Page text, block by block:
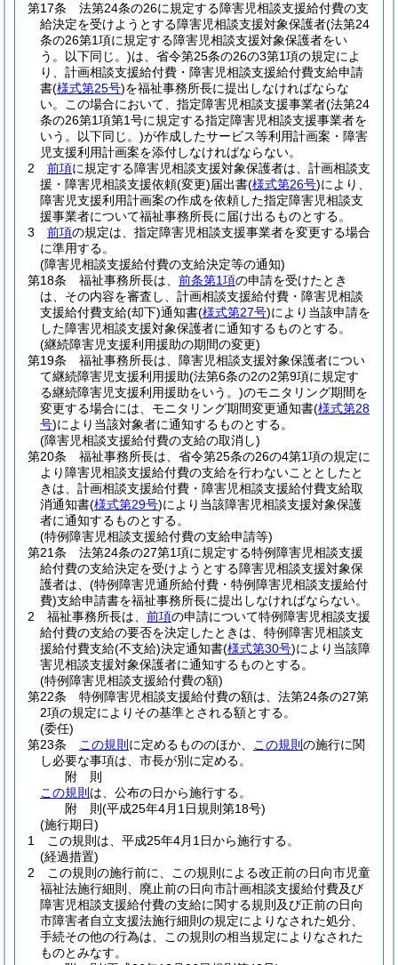
第17条
法第24条の26に規定する障害児相談支援給付費の支
給決定を受けようとする障害児相談支援対象保護者(法第24
条の26第1項に規定する障害児相談支援対象保護者をい
う。以下同じ。)は、省令第25条の26の3第1項の規定によ
り、計画相談支援給付費・障害児相談支援給付費支給申請
書(様式第25号)を福祉事務所長に提出しなければならな
い。
この場合において、指定障害児相談支援事業者(法第24
条の26第1項第1号に規定する指定障害児相談支援事業者を
いう。以下同じ。)が作成したサービス等利用計画案・障害
児支援利用計画案を添付しなければならない。
2
前項に規定する障害児相談支援対象保護者は、計画相談支
援・障害児相談支援依頼(変更)届出書(様式第26号)により、
障害児支援利用計画案の作成を依頼した指定障害児相談支
援事業者について福祉事務所長に届け出るものとする。
3
前項の規定は、指定障害児相談支援事業者を変更する場合
に準用する。
(障害児相談支援給付費の支給決定等の通知)
第18条
福祉事務所長は、 前条第1項の申請を受けたとき
は、その内容を審査し、計画相談支援給付費・障害児相談
支援給付費支給(却下)通知書(様式第27号)により当該申請を
した障害児相談支援対象保護者に通知するものとする。
(継続障害児支援利用援助の期間の変更)
第19条
福祉事務所長は、障害児相談支援対象保護者につい
て継続障害児支援利用援助(法第6条の2の2第9項に規定す
る継続障害児支援利用援助をいう。)のモニタリング期間を
変更する場合には、モニタリング期間変更通知書(様式第28
号)により当該対象者に通知するものとする。
(障害児相談支援給付費の支給の取消し)
第20条
福祉事務所長は、省令第25条の26の4第1項の規定に
より障害児相談支援給付費の支給を行わないこととしたと
きは、計画相談支援給付費・障害児相談支援給付費支給取
消通知書(様式第29号)により当該障害児相談支援対象保護
者に通知するものとする。
(特例障害児相談支援給付費の支給申請等)
第21条
法第24条の27第1項に規定する特例障害児相談支援
給付費の支給決定を受けようとする障害児相談支援対象保
護者は、 (特例障害児通所給付費・特例障害児相談支援給付
費)支給申請書を福祉事務所長に提出しなければならない。
2
福祉事務所長は、 前項の申請について特例障害児相談支援
給付費の支給の要否を決定したときは、特例障害児相談支
援給付費支給(不支給)決定通知書(様式第30号)により当該障
害児相談支援対象保護者に通知するものとする。
(特例障害児相談支援給付費の額)
第22条
特例障害児相談支援給付費の額は、法第24条の27第
2項の規定によりその基準とされる額とする。
(委任)
第23条
この規則 に定めるもののほか、 この規則 の施行に関
し必要な事項は、市長が別に定める。
附 則
この規則 は、公布の日から施行する。
附 則(平成25年4月1日規則第18号)
(施行期日)
1
この規則は、平成25年4月1日から施行する。
(経過措置)
2
この規則の施行前に、この規則による改正前の日向市児童
福祉法施行細則、廃止前の日向市計画相談支援給付費及び
障害児相談支援給付費の支給に関する規則及び正前の日向
市障害者自立支援法施行細則の規定によりなされた処分、
手続その他の行為は、この規則の相当規定によりなされた
ものとみなす。